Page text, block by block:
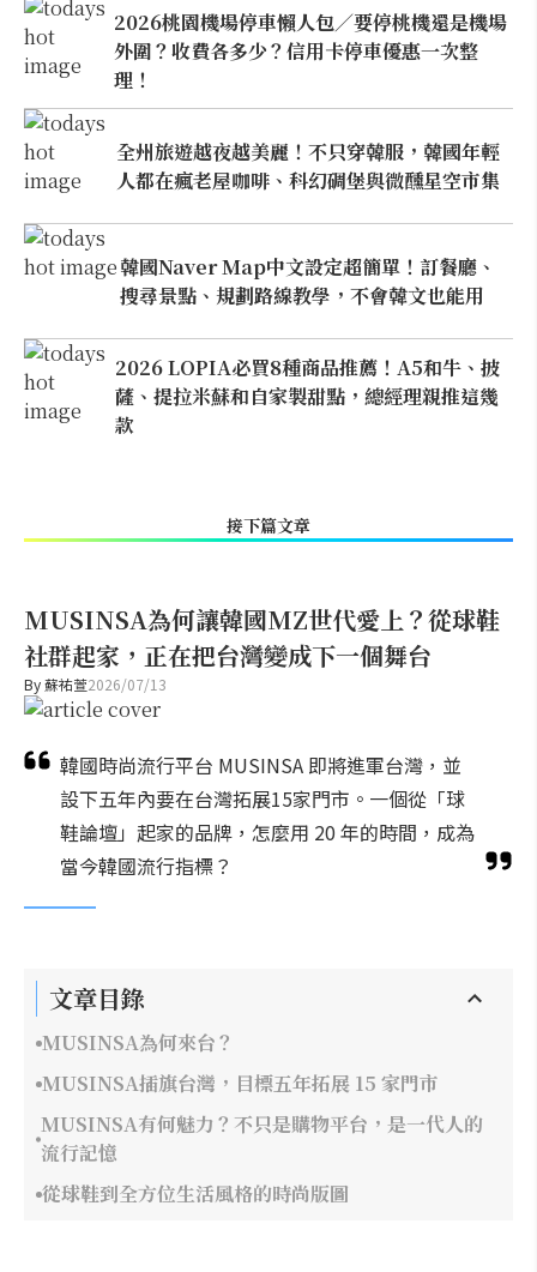
2026桃園機場停車懶人包／要停桃機還是機場
外圍？收費各多少？信用卡停車優惠一次整
理！
全州旅遊越夜越美麗！不只穿韓服，韓國年輕
人都在瘋老屋咖啡、科幻碉堡與微醺星空市集
韓國Naver Map中文設定超簡單！訂餐廳、
搜尋景點、規劃路線教學，不會韓文也能用
2026 LOPIA必買8種商品推薦！A5和牛、披
薩、提拉米蘇和自家製甜點，總經理親推這幾
款
接下篇文章
MUSINSA為何讓韓國MZ世代愛上？從球鞋
社群起家，正在把台灣變成下一個舞台
By蘇祐萱2026/07/13
韓國時尚流行平台 MUSINSA 即將進軍台灣，並
設下五年內要在台灣拓展15家門市。一個從「球
鞋論壇」起家的品牌，怎麼用 20 年的時間，成為
當今韓國流行指標？
文章目錄
MUSINSA為何來台？
MUSINSA插旗台灣，目標五年拓展 15 家門市
MUSINSA有何魅力？不只是購物平台，是一代人的
流行記憶
從球鞋到全方位生活風格的時尚版圖